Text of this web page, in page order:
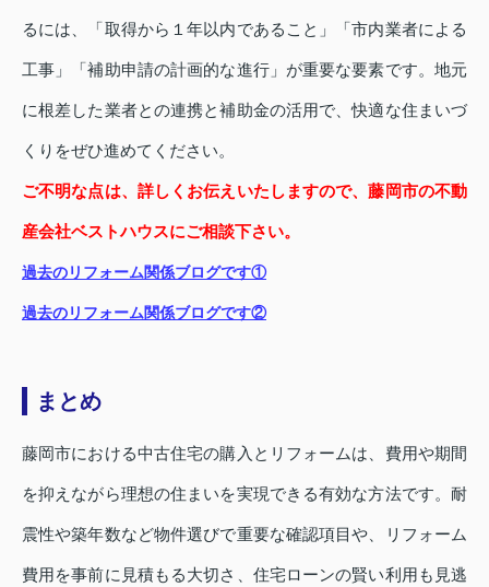
るには、「取得から１年以内であること」「市内業者による
工事」「補助申請の計画的な進行」が重要な要素です。地元
に根差した業者との連携と補助金の活用で、快適な住まいづ
くりをぜひ進めてください。
ご不明な点は、詳しくお伝えいたしますので、藤岡市の不動
産会社ベストハウスにご相談下さい。
過去のリフォーム関係ブログです①
過去のリフォーム関係ブログです②
まとめ
藤岡市における中古住宅の購入とリフォームは、費用や期間
を抑えながら理想の住まいを実現できる有効な方法です。耐
震性や築年数など物件選びで重要な確認項目や、リフォーム
費用を事前に見積もる大切さ、住宅ローンの賢い利用も見逃